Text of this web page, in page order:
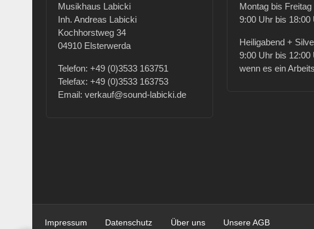
Musikhaus Labicki
Inh. Andreas Labicki
Kochhorstweg 34
04910 Elsterwerda
Telefon: +49 (0)3533 163751
Telefax: +49 (0)3533 163753
Email: verkauf@sound-labicki.de
Montag bis Freitag
9:00 Uhr bis 18:00
Heiligabend +
9:00 Uhr bis 12:00
wenn es ein
Impressum Datenschutz Über uns Unsere AGB